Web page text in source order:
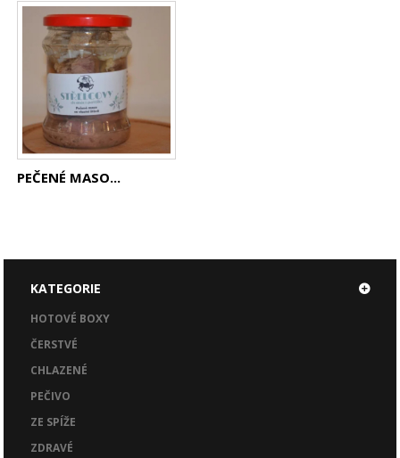
PEČENÉ MASO...
KATEGORIE
HOTOVÉ BOXY
ČERSTVÉ
CHLAZENÉ
PEČIVO
ZE SPÍŽE
ZDRAVÉ